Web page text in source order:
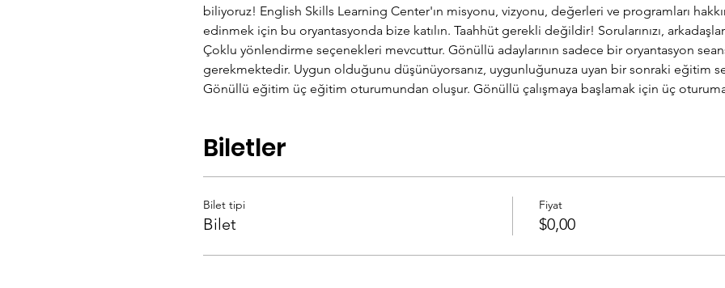
biliyoruz! English Skills Learning Center'ın misyonu, vizyonu, değerleri ve programları
edinmek için bu oryantasyonda bize katılın. Taahhüt gerekli değildir! Sorularınızı,
Çoklu yönlendirme seçenekleri mevcuttur. Gönüllü adaylarının sadece bir oryantasyon
gerekmektedir. Uygun olduğunu düşünüyorsanız, uygunluğunuza uyan bir sonraki eğitim
Gönüllü eğitim üç eğitim oturumundan oluşur. Gönüllü çalışmaya başlamak için üç
Biletler
Bilet tipi
Bilet
Fiyat
$0,00